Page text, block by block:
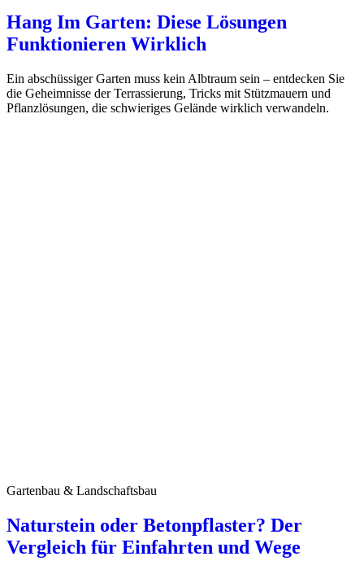
Hang Im Garten: Diese Lösungen
Funktionieren Wirklich
Ein abschüssiger Garten muss kein Albtraum sein – entdecken Sie
die Geheimnisse der Terrassierung, Tricks mit Stützmauern und
Pflanzlösungen, die schwieriges Gelände wirklich verwandeln.
Gartenbau & Landschaftsbau
Naturstein oder Betonpflaster? Der
Vergleich für Einfahrten und Wege